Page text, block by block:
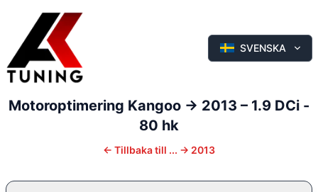
SVENSKA
Motoroptimering Kangoo -> 2013 – 1.9 DCi -
80 hk
← Tillbaka till ... -> 2013